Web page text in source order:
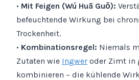
• Mit Feigen (Wú Huā Guǒ):
befeuchtende Wirkung bei
Trockenheit.
• Kombinationsregel: Niemals
Zutaten wie Ingwer oder Zimt in
kombinieren – die kühlende